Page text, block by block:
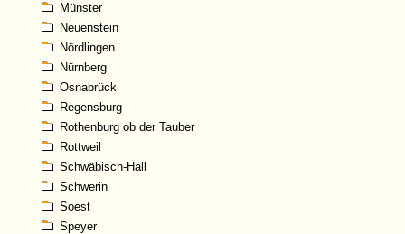
Münster
Neuenstein
Nördlingen
Nürnberg
Osnabrück
Regensburg
Rothenburg ob der Tauber
Rottweil
Schwäbisch-Hall
Schwerin
Soest
Speyer